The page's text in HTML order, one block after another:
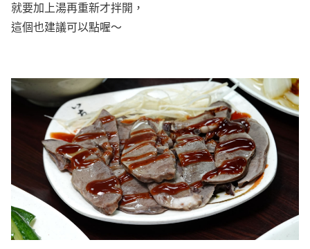
就要加上湯再重新才拌開，
這個也建議可以點喔～